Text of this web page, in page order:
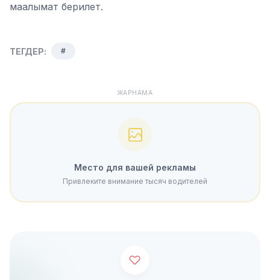
маалымат берилет.
ТЕГДЕР: #
ЖАРНАМА
Место для вашей рекламы
Привлеките внимание тысяч водителей